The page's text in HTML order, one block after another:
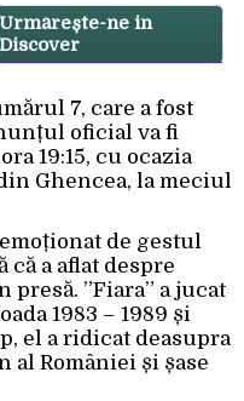
Urmărește-ne in
Discover
7, care a fost
oficial va fi
19:15, cu ocazia
Ghencea, la meciul
de gestul
că a aflat despre
”Fiara” a jucat
1983 – 1989 și
el a ridicat deasupra
României și șase